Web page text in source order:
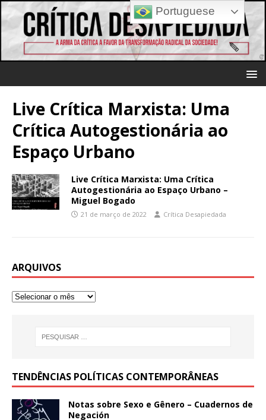
Live Crítica Marxista: Uma
Crítica Autogestionária ao
Espaço Urbano
Live Crítica Marxista: Uma Crítica
Autogestionária ao Espaço Urbano –
Miguel Bogado
21 de março de 2022 Crítica Desapiedada
ARQUIVOS
TENDÊNCIAS POLÍTICAS CONTEMPORÂNEAS
Notas sobre Sexo e Gênero – Cuadernos de
Negación
Portuguese